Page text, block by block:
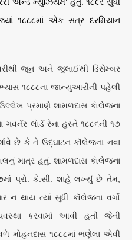
એન્ડ મ્યુઝિયમ’ હતું.૧૮૯ર સુધી
૧૮૮૮માં એક સત્ર દરમિયાન
જૂન અને જુલાઈથી ડિસેમ્બર
૧૮૮૮ના જાન્યુઆરીની પહેલી
પ્રમાણે શામળદાસ કૉલેજના
લૉર્ડ રેના હસ્તે ૧૮૮૬ની ૧૭
છે કે તે ઉદ્‌ઘાટન કૉલેજના નવા
માત્ર હતું. શામળદાસ કૉલેજના
પ્રો. કે.સી. શાહે લખ્યું છે તેમ,
ન થાય ત્યાં સુધી કૉલેજના વર્ગો
કરવામાં આવી હતી જેની
૧૮૮૮માં ભણેલા એવી